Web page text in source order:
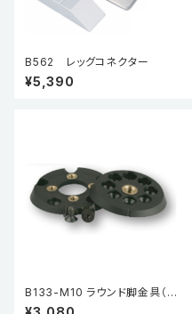
B562 レッグコネクター
¥5,390
B133-M10 ラウンド脚金具（角
度調整機能付き）